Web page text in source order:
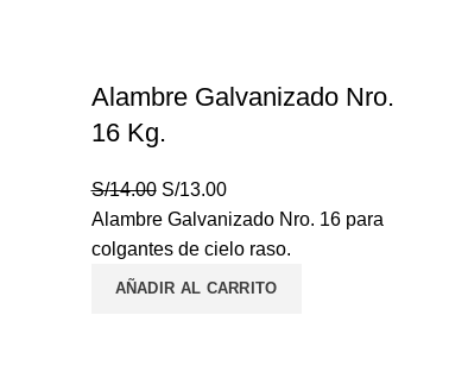
Alambre Galvanizado Nro.
16 Kg.
S/14.00 El
precio
original
era:
S/13.00El
precio
actual
es:
Alambre Galvanizado Nro. 16 para
colgantes de cielo raso.
AÑADIR AL CARRITO